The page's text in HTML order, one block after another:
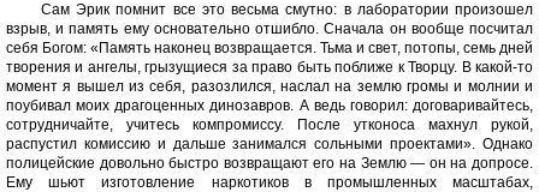
Сам Эрик помнит все это весьма смутно: в лаборатории произошел
взрыв, и память ему основательно отшибло. Сначала он вообще посчитал
себя Богом: «Память наконец возвращается. Тьма и свет, потопы, семь дней
творения и ангелы, грызущиеся за право быть поближе к Творцу. В какой-то
момент я вышел из себя, разозлился, наслал на землю громы и молнии и
поубивал моих драгоценных динозавров. А ведь говорил: договаривайтесь,
сотрудничайте, учитесь компромиссу. После утконоса махнул рукой,
распустил комиссию и дальше занимался сольными проектами». Однако
полицейские довольно быстро возвращают его на Землю — он на допросе.
Ему шьют изготовление наркотиков в промышленных масштабах,